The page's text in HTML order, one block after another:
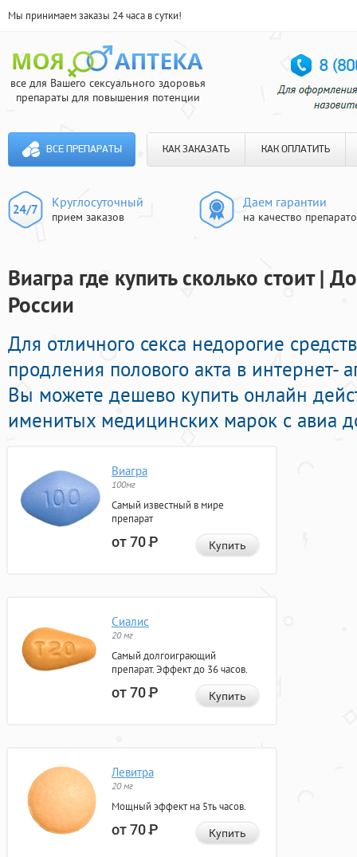
Мы принимаем заказы 24 часа в сутки!
все для Вашего сексуального здоровья
препараты для повышения потенции
ВСЕ ПРЕПАРАТЫ КАК ЗАКАЗАТЬ КАК ОПЛАТИТЬ
Круглосуточный
прием заказов
Даем гарантии
на качество
Виагра где купить сколько стоит |
России
Для отличного секса недорогие
продления полового акта в интернет-
Вы можете дешево купить онлайн
именитых медицинских марок с авиа
Виагра
100мг
Самый известный в мире
препарат
от 70Р Купить
Сиалис
20 мг
Самый долгоиграющий
препарат. Эффект до 36 часов.
от 70Р Купить
Левитра
20 мг
Мощный эффект на 5ть часов.
от 70Р Купить